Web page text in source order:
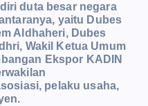
duta besar negara
yaitu Dubes
Aldhaheri, Dubes
Wakil Ketua Umum
Ekspor KADIN
pelaku usaha,